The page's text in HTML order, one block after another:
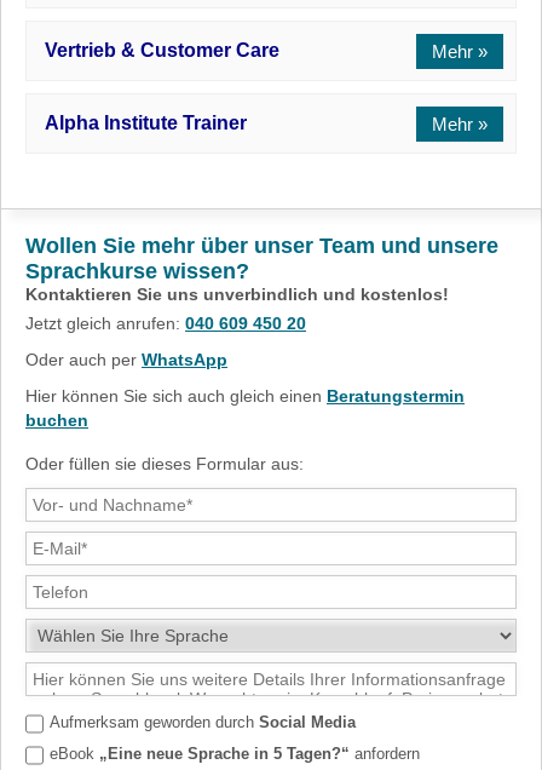
Vertrieb & Customer Care
Alpha Institute Trainer
Wollen Sie mehr über unser Team und unsere
Sprachkurse wissen?
Kontaktieren Sie uns unverbindlich und kostenlos!
Jetzt gleich anrufen: 040 609 450 20
Oder auch per WhatsApp
Hier können Sie sich auch gleich einen Beratungstermin
buchen
Oder füllen sie dieses Formular aus:
Aufmerksam geworden durch Social Media
eBook „Eine neue Sprache in 5 Tagen?“ anfordern